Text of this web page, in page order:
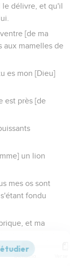
le délivre, et qu'il
[de ma
aux mamelles de
es mon [Dieu]
est près [de
un lion
mes os sont
fondu
et ma